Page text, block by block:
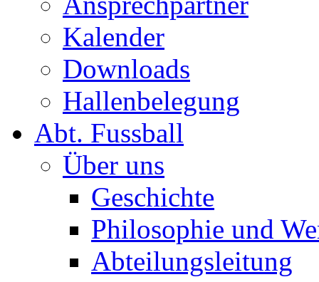
Kalender
Downloads
Hallenbelegung
Abt. Fussball
Über uns
Geschichte
Philosophie und
Abteilungsleitung